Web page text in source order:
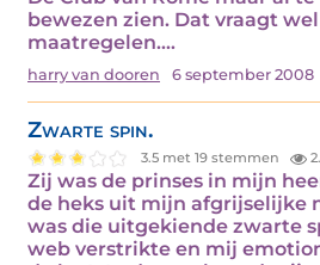
bewezen zien. Dat vraagt
maatregelen.…
harry van dooren 6 september 2008
Zwarte spin.
3.5 met 19 stemmen
Zij was de prinses in mijn
de heks uit mijn afgrijselijke
was die uitgekiende zwarte
web verstrikte en mij